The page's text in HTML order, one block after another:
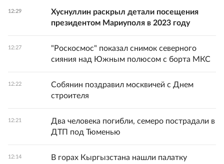
12:29
Хуснуллин раскрыл детали посещения
президентом Мариуполя в 2023 году
12:27
"Роскосмос" показал снимок северного
сияния над Южным полюсом с борта МКС
12:22
Собянин поздравил москвичей с Днем
строителя
12:21
Два человека погибли, семеро пострадали в
ДТП под Тюменью
12:14
В горах Кыргызстана нашли палатку